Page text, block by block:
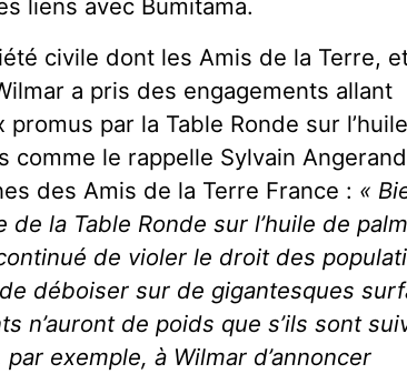
liens avec Bumitama.
civile dont les Amis de la Terre, et
a pris des engagements allant
par la Table Ronde sur
comme le rappelle Sylvain
des Amis de la Terre France : «
de la Table Ronde sur l’huile de
de violer le droit des
déboiser sur de gigantesques
n’auront de poids que s’ils sont
exemple, à Wilmar d’annoncer